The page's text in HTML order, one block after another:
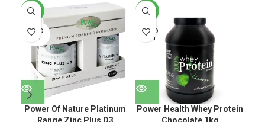
-38%
SOLD
OUT
Power Of Nature Platinum
-33%
SOLD
OUT
Power Health Whey Protein